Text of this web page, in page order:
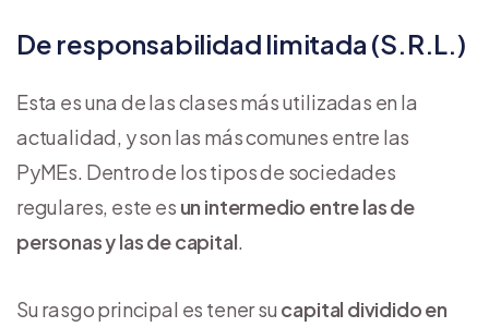
De responsabilidad limitada (S.R.L.)
Esta es una de las clases más utilizadas en la
actualidad, y son las más comunes entre las
PyMEs. Dentro de los tipos de sociedades
regulares, este es un intermedio entre las de
personas y las de capital.
Su rasgo principal es tener su capital dividido en